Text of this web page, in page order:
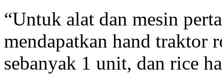
“Untuk alat dan mesin
mendapatkan hand traktor
sebanyak 1 unit, dan rice